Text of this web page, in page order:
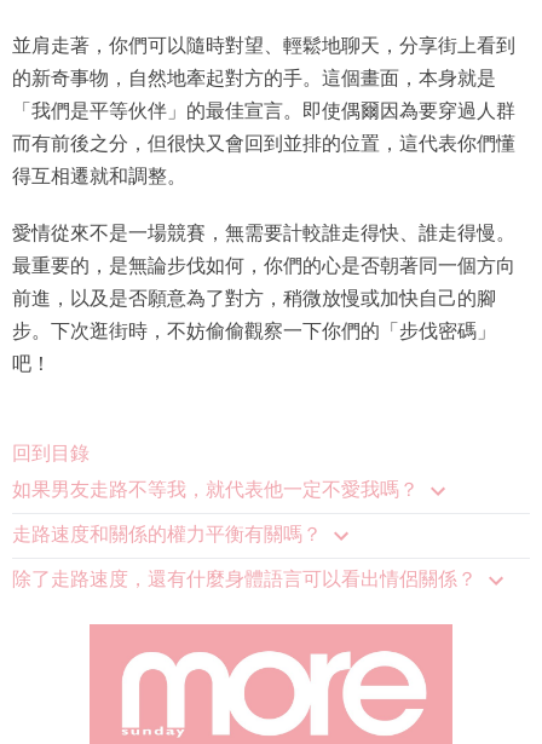
並肩走著，你們可以隨時對望、輕鬆地聊天，分享街上看到
的新奇事物，自然地牽起對方的手。這個畫面，本身就是
「我們是平等伙伴」的最佳宣言。即使偶爾因為要穿過人群
而有前後之分，但很快又會回到並排的位置，這代表你們懂
得互相遷就和調整。
愛情從來不是一場競賽，無需要計較誰走得快、誰走得慢。
最重要的，是無論步伐如何，你們的心是否朝著同一個方向
前進，以及是否願意為了對方，稍微放慢或加快自己的腳
步。下次逛街時，不妨偷偷觀察一下你們的「步伐密碼」
吧！
回到目錄
如果男友走路不等我，就代表他一定不愛我嗎？
走路速度和關係的權力平衡有關嗎？
除了走路速度，還有什麼身體語言可以看出情侶關係？